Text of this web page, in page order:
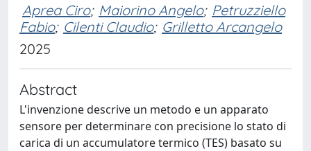
Aprea Ciro; Maiorino Angelo; Petruzziello
Fabio; Cilenti Claudio; Grilletto Arcangelo
2025
Abstract
L'invenzione descrive un metodo e un apparato
sensore per determinare con precisione lo stato di
carica di un accumulatore termico (TES) basato su